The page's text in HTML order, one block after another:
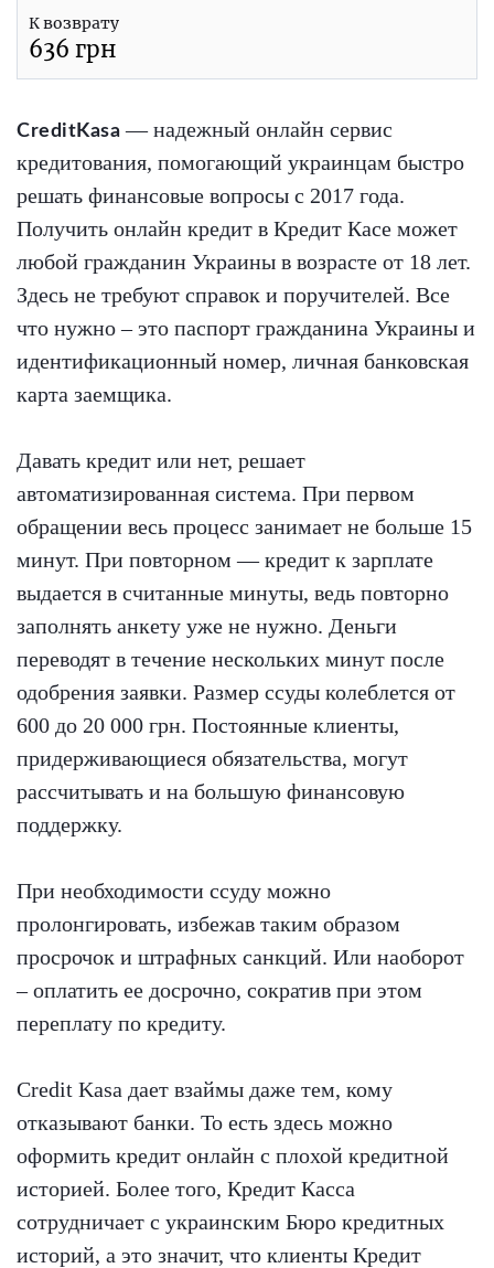
К возврату
636 грн
CreditKasa — надежный онлайн сервис
кредитования, помогающий украинцам быстро
решать финансовые вопросы с 2017 года.
Получить онлайн кредит в Кредит Касе может
любой гражданин Украины в возрасте от 18 лет.
Здесь не требуют справок и поручителей. Все
что нужно – это паспорт гражданина Украины и
идентификационный номер, личная банковская
карта заемщика.
Давать кредит или нет, решает
автоматизированная система. При первом
обращении весь процесс занимает не больше 15
минут. При повторном — кредит к зарплате
выдается в считанные минуты, ведь повторно
заполнять анкету уже не нужно. Деньги
переводят в течение нескольких минут после
одобрения заявки. Размер ссуды колеблется от
600 до 20 000 грн. Постоянные клиенты,
придерживающиеся обязательства, могут
рассчитывать и на большую финансовую
поддержку.
При необходимости ссуду можно
пролонгировать, избежав таким образом
просрочок и штрафных санкций. Или наоборот
– оплатить ее досрочно, сократив при этом
переплату по кредиту.
Credit Kasa дает взаймы даже тем, кому
отказывают банки. То есть здесь можно
оформить кредит онлайн с плохой кредитной
историей. Более того, Кредит Касса
сотрудничает с украинским Бюро кредитных
историй, а это значит, что клиенты Кредит